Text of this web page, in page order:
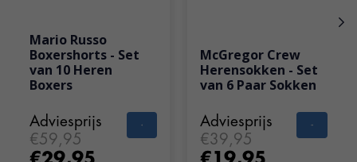
Mario Russo
Boxershorts - Set
van 10 Heren
Boxers
Adviesprijs
€59,95
€29,95
McGregor Crew
Herensokken - Set
van 6 Paar Sokken
Adviesprijs
€39,95
€19,95